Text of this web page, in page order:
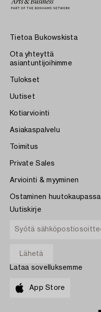
Tietoa Bukowskista
Ota yhteyttä
asiantuntijoihimme
Tulokset
Uutiset
Kotiarviointi
Asiakaspalvelu
Toimitus
Private Sales
Arviointi & myyminen
Ostaminen huutokaupassa
Uutiskirje
Lataa sovelluksemme
App Store